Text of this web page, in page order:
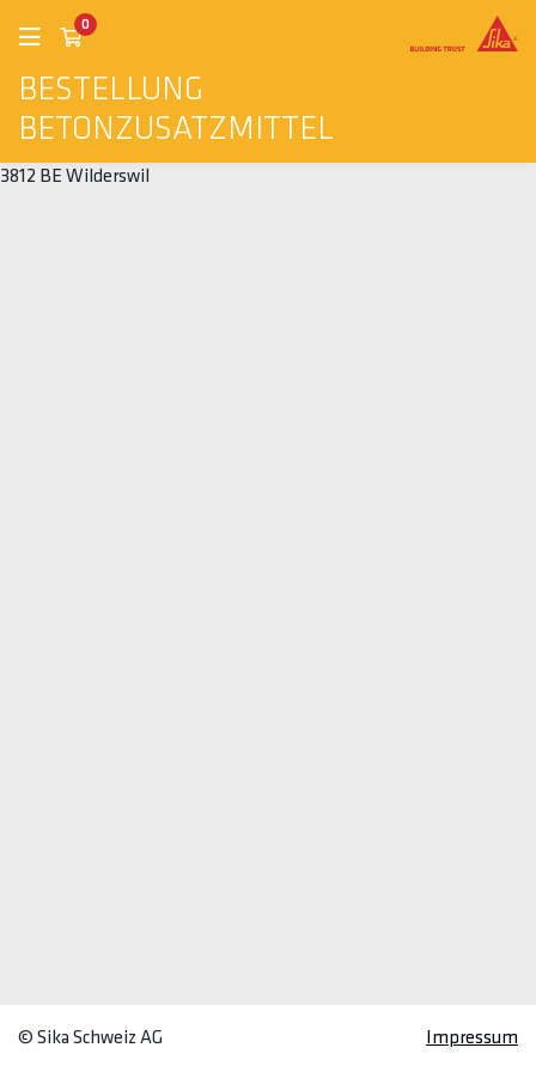
BESTELLUNG
BETONZUSATZMITTEL
0
3812 BE Wilderswil
© Sika Schweiz AG Impressum